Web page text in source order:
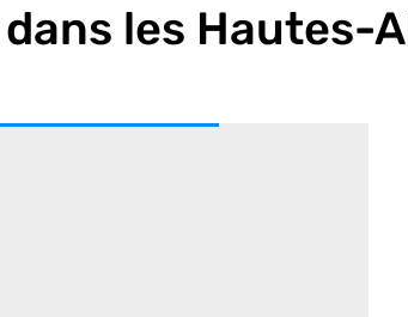
dans les Hautes-